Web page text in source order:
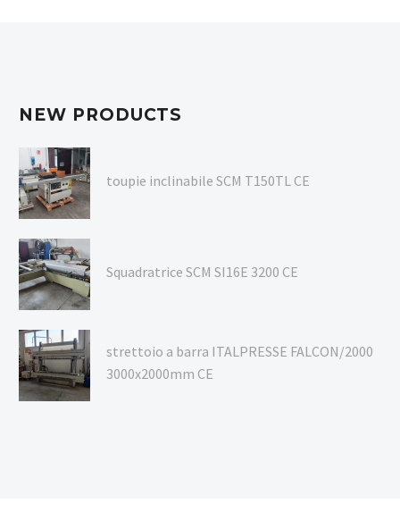
NEW PRODUCTS
toupie inclinabile SCM T150TL CE
Squadratrice SCM SI16E 3200 CE
strettoio a barra ITALPRESSE FALCON/2000
3000x2000mm CE